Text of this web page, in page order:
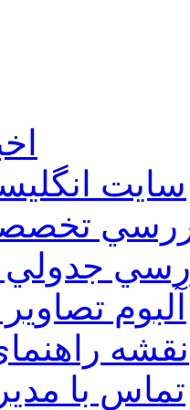
سايت
آلبوم
نقشه
تماس با